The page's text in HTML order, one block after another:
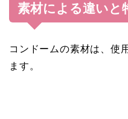
素材による違いと
コンドームの素材は、使
ます。